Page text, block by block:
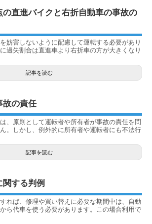
直進バイクと右折自動車の事故の
妨害しないように配慮して運転する必要があり
過失割合は直進車より右折車の方が大きくなり
記事を読む
故の責任
、原則として運転者や所有者が事故の責任を問
。しかし、例外的に所有者や運転者にも不法行
記事を読む
する判例
れば、修理や買い替えに必要な期間中は、自動
ら代車を使う必要があります。この場合利用で